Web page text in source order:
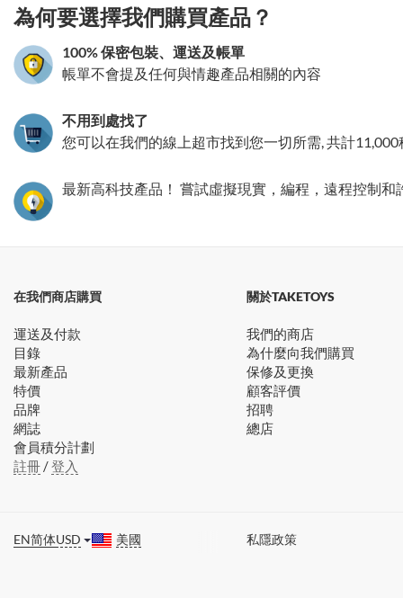
為何要選擇我們購買產品？
100% 保密包裝、運送及帳單
帳單不會提及任何與情趣產品相關的內容
不用到處找了
您可以在我們的線上超市找到您一切所需, 共計11,000
最新高科技產品！ 嘗試虛擬現實，編程，遠程控制
在我們商店購買
運送及付款
目錄
最新產品
特價
品牌
網誌
會員積分計劃
註冊/登入
關於TAKETOYS
我們的商店
為什麼向我們購買
保修及更換
顧客評價
招聘
總店
EN简体USD 美國 私隱政策